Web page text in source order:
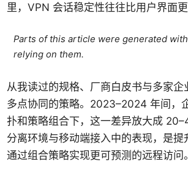
里，VPN 会话稳定性往往比用户界面更
Parts of this article were generated
relying on them.
从我读过的规格、厂商白皮书与多家
多点协同的策略。2023–2024 年间，
扑和策略组合下，这一差异放大成
分离环境与移动端接入中的表现，是
通过组合策略实现更可预测的远程访问。